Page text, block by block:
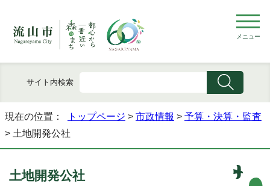
メニュー
サイト内検索
現在の位置： トップページ > 市政情報 > 予算・決算・監査
> 土地開発公社
土地開発公社